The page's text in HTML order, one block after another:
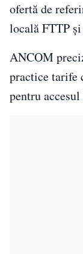
ofertă de
locală FTTP
ANCOM
practice tarife
pentru